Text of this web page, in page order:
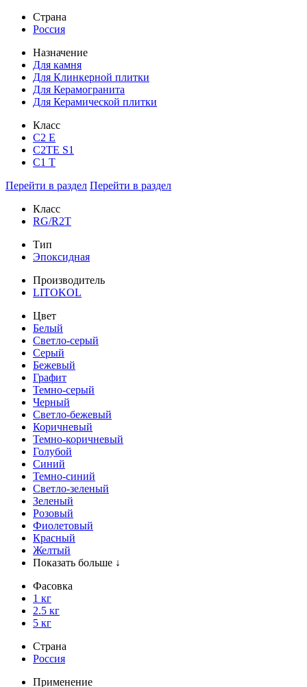
Страна
Россия
Назначение
Для камня
Для Клинкерной плитки
Для Керамогранита
Для Керамической плитки
Класс
С2 Е
C2TE S1
C1 T
Перейти в раздел Перейти в раздел
Класс
RG/R2T
Тип
Эпоксидная
Производитель
LITOKOL
Цвет
Белый
Светло-серый
Серый
Бежевый
Графит
Темно-серый
Черный
Светло-бежевый
Коричневый
Темно-коричневый
Голубой
Синий
Темно-синий
Светло-зеленый
Зеленый
Розовый
Фиолетовый
Красный
Желтый
Показать больше ↓
Фасовка
1 кг
2.5 кг
5 кг
Страна
Россия
Применение